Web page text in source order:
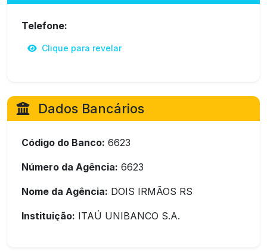
Telefone:
Clique para revelar
Dados Bancários
Código do Banco: 6623
Número da Agência: 6623
Nome da Agência: DOIS IRMÃOS RS
Instituição: ITAÚ UNIBANCO S.A.